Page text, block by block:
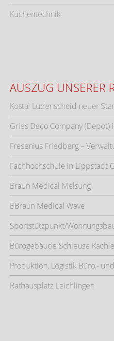
Küchentechnik
AUSZUG UNSERER
Kostal Lüdenscheid neuer
Gries Deco Company (Depot)
Fresenius Friedberg –
Fachhochschule in Lippstadt
Braun Medical Melsung
BBraun Medical Wave
Sportstützpunkt/
Bürogebäude Schleuse
Produktion, Logistik Büro,-
Rathausplatz Leichlingen